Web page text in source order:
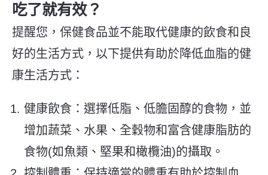
吃了就有效？
提醒您，保健食品並不能取代健康的飲食和良
好的生活方式，以下提供有助於降低血脂的健
康生活方式：
健康飲食：選擇低脂、低膽固醇的食物，並
增加蔬菜、水果、全穀物和富含健康脂肪的
食物(如魚類、堅果和橄欖油)的攝取。